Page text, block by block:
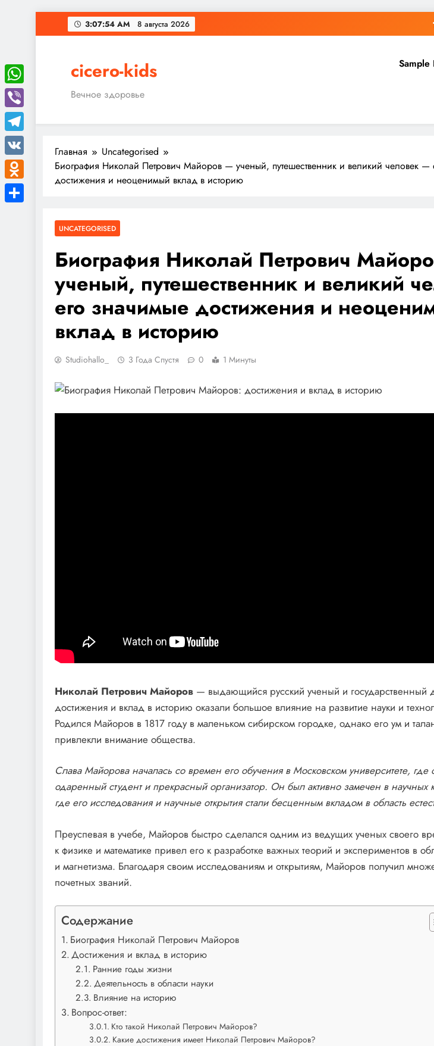
Перейти
к
3:07:55 AM 8 августа 2026
cicero-kids
Вечное здоровье
Sample
Главная
Uncategorised
Биография Николай Петрович Майоров — ученый, путешественник и великий человек —
достижения и неоценимый вклад в историю
UNCATEGORISED
Биография Николай Петрович
ученый, путешественник и великий
его значимые достижения и
вклад в историю
Studiohallo_ 3 Года Спустя 0 1 Минуты
Николай Петрович Майоров — выдающийся русский ученый и государственный
достижения и вклад в историю оказали большое влияние на развитие науки и
Родился Майоров в 1817 году в маленьком сибирском городке, однако его ум и
привлекли внимание общества.
Слава Майорова началась со времен его обучения в Московском университете, где
одаренный студент и прекрасный организатор. Он был активно замечен в научных
где его исследования и научные открытия стали бесценным вкладом в область
Преуспевая в учебе, Майоров быстро сделался одним из ведущих ученых своего
к физике и математике привел его к разработке важных теорий и экспериментов в
и магнетизма. Благодаря своим исследованиям и открытиям, Майоров получил
почетных званий.
Содержание
Биография Николай Петрович Майоров
Достижения и вклад в историю
Ранние годы жизни
Деятельность в области науки
Влияние на историю
Вопрос-ответ:
Кто такой Николай Петрович Майоров?
Какие достижения имеет Николай Петрович Майоров?
WhatsApp
Viber
Telegram
VK
Odnoklassniki